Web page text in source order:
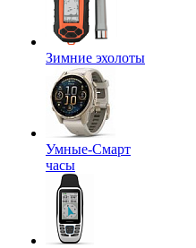
Зимние эхолоты
Умные-Смарт
часы